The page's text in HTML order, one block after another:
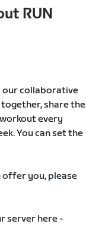
RUN
our collaborative
together, share the
every
You can set the
offer you, please
server here -